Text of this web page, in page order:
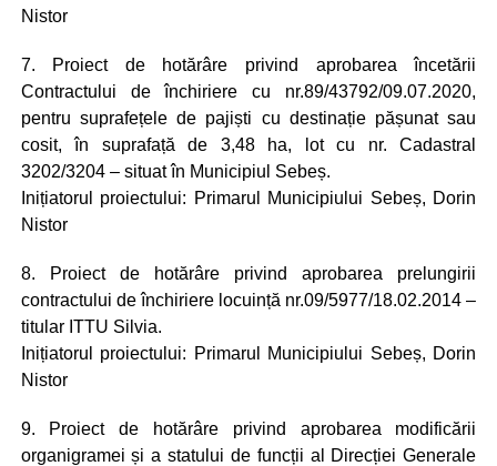
Nistor
7. Proiect de hotărâre privind aprobarea încetării
Contractului de închiriere cu nr.89/43792/09.07.2020,
pentru suprafețele de pajiști cu destinație pășunat sau
cosit, în suprafață de 3,48 ha, lot cu nr. Cadastral
3202/3204 – situat în Municipiul Sebeș.
Inițiatorul proiectului: Primarul Municipiului Sebeș, Dorin
Nistor
8. Proiect de hotărâre privind aprobarea prelungirii
contractului de închiriere locuință nr.09/5977/18.02.2014 –
titular ITTU Silvia.
Inițiatorul proiectului: Primarul Municipiului Sebeș, Dorin
Nistor
9. Proiect de hotărâre privind aprobarea modificării
organigramei și a statului de funcții al Direcției Generale